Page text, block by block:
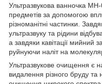
Ультразвукова ванночка
предметів за допомогою
різноманітні частинки.
ультразвуку та рідини
а завдяки кавітації мийний
руйнуючи наліт на
Ультразвукове очищення є
видалення різного бруду та